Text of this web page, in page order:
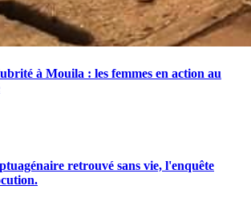
à Mouila : les femmes en action au
retrouvé sans vie, l'enquête